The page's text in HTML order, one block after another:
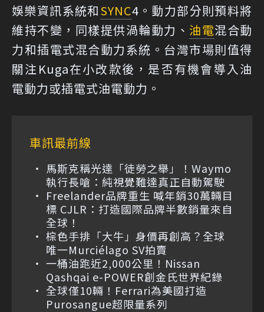
娛樂資訊系統和SYNC4。動力部分則預料將
維持不變，同樣提供渦輪動力、 油電混合動
力和插電式混合動力系統。台灣市場則值得
關注Kuga在小改款後，是否有機會導入油
電動力或插電式油電動力。
車訊最前線
馬斯克稱光達「徒勞之舉」！Waymo
執行長嗆：純視覺難達真正自動駕駛
Freelander品牌重生 喊年銷30萬輛目
標 CJLR：打造國際品牌半數銷量來自
全球！
棕色手排「大牛」身價再創高？全球
唯一Murciélago SV拍賣
一桶油跑近2,000公里！Nissan
Qashqai e-POWER創金氏世界紀錄
全球僅10輛！Ferrari為美國打造
Purosangue超限量系列